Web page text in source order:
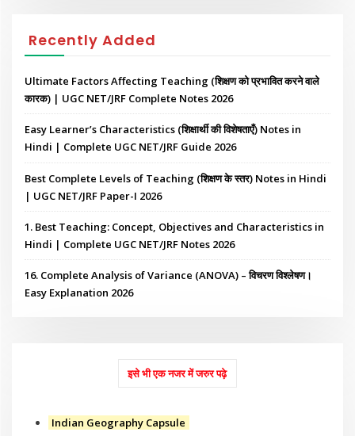
Recently Added
Ultimate Factors Affecting Teaching (शिक्षण को प्रभावित करने वाले
कारक) | UGC NET/JRF Complete Notes 2026
Easy Learner’s Characteristics (शिक्षार्थी की विशेषताएँ) Notes in
Hindi | Complete UGC NET/JRF Guide 2026
Best Complete Levels of Teaching (शिक्षण के स्तर) Notes in Hindi
| UGC NET/JRF Paper-I 2026
1. Best Teaching: Concept, Objectives and Characteristics in
Hindi | Complete UGC NET/JRF Notes 2026
16. Complete Analysis of Variance (ANOVA) – विचरण विश्लेषण।
Easy Explanation 2026
इसे भी एक नजर में जरुर पढ़े
Indian Geography Capsule